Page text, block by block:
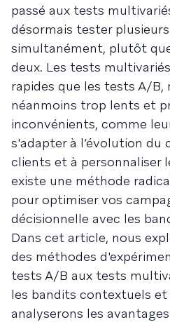
passé aux tests
désormais tester
simultanément, plutôt
deux. Les tests
rapides que les tests A/B,
néanmoins trop lents et
inconvénients, comme
s'adapter à l’évolution
clients et à personnaliser
existe une méthode
pour optimiser vos
décisionnelle avec les
Dans cet article, nous
des méthodes
tests A/B aux tests
les bandits contextuels et
analyserons les